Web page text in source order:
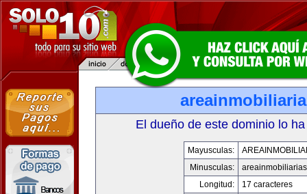
El dueño de este dominio lo
Mayusculas:
Minusculas:
Longitud:
17 caracteres